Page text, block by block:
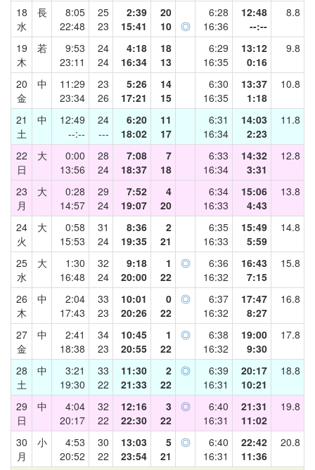
18
水
長
8:05
22:48
25
23
2:39
15:41
20
10
◎
6:28
16:36
12:48
--:--
8.8
19
木
若
9:53
23:11
24
24
4:18
16:34
18
13
6:29
16:35
13:12
0:16
9.8
20
金
中
11:29
23:34
23
26
5:26
17:21
14
15
6:30
16:35
13:37
1:18
10.8
21
土
中
12:49
--:--
24
---
6:20
18:02
11
17
6:31
16:34
14:03
2:23
11.8
22
日
大
0:00
13:56
28
24
7:08
18:37
7
18
6:33
16:34
14:32
3:31
12.8
23
月
大
0:28
14:57
29
24
7:52
19:07
4
20
6:34
16:33
15:06
4:43
13.8
24
火
大
0:58
15:53
31
24
8:36
19:35
2
21
6:35
16:33
15:49
5:59
14.8
25
水
大
1:30
16:48
32
24
9:18
20:00
1
22
◎
6:36
16:32
16:43
7:15
15.8
26
木
中
2:04
17:43
33
23
10:01
20:26
0
22
◎
6:37
16:32
17:47
8:27
16.8
27
金
中
2:41
18:38
34
23
10:45
20:55
1
22
◎
6:38
16:32
19:00
9:30
17.8
28
土
中
3:21
19:30
33
22
11:30
21:33
2
22
◎
6:39
16:31
20:17
10:21
18.8
29
日
中
4:04
20:17
32
22
12:16
22:30
3
22
◎
6:40
16:31
21:31
11:02
19.8
30
月
小
4:53
20:52
30
22
13:03
23:54
5
21
◎
6:40
16:31
22:42
11:36
20.8